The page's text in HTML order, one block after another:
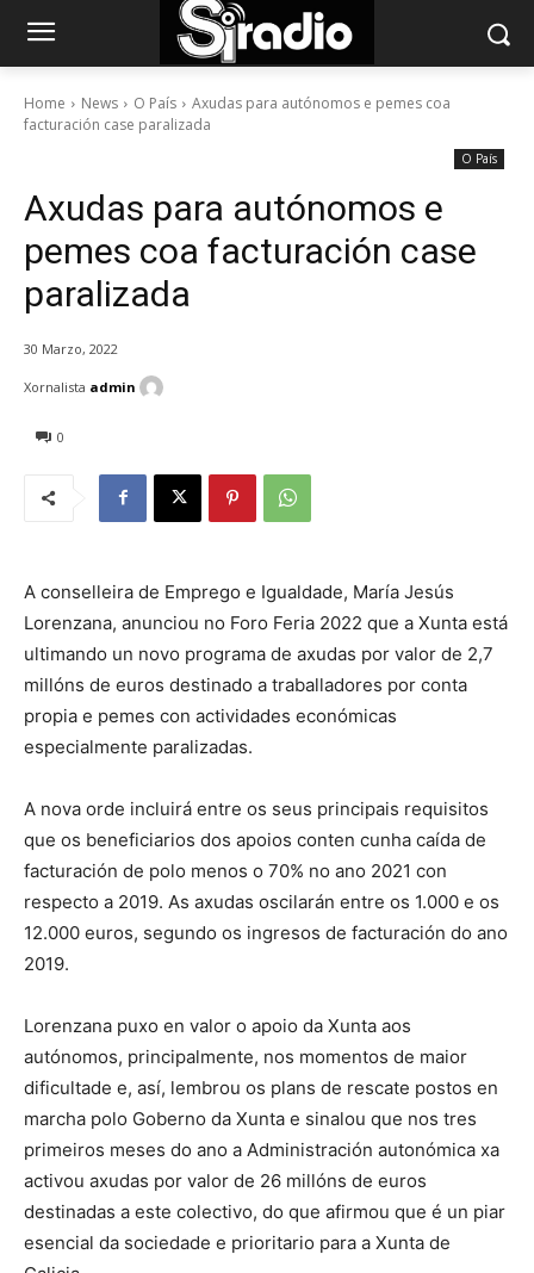
Home News O País
Axudas para autónomos e pemes coa
facturación case paralizada
O País
Axudas para autónomos e
pemes coa facturación case
paralizada
30 Marzo, 2022
0
Xornalista admin
A conselleira de Emprego e Igualdade, María Jesús
Lorenzana, anunciou no Foro Feria 2022 que a Xunta está
ultimando un novo programa de axudas por valor de 2,7
millóns de euros destinado a traballadores por conta
propia e pemes con actividades económicas
especialmente paralizadas.
A nova orde incluirá entre os seus principais requisitos
que os beneficiarios dos apoios conten cunha caída de
facturación de polo menos o 70% no ano 2021 con
respecto a 2019. As axudas oscilarán entre os 1.000 e os
12.000 euros, segundo os ingresos de facturación do ano
2019.
Lorenzana puxo en valor o apoio da Xunta aos
autónomos, principalmente, nos momentos de maior
dificultade e, así, lembrou os plans de rescate postos en
marcha polo Goberno da Xunta e sinalou que nos tres
primeiros meses do ano a Administración autonómica xa
activou axudas por valor de 26 millóns de euros
destinadas a este colectivo, do que afirmou que é un piar
esencial da sociedade e prioritario para a Xunta de